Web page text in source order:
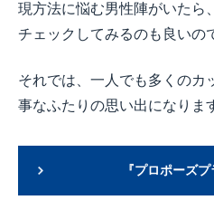
現方法に悩む男性陣がいたら
チェックしてみるのも良いの
それでは、一人でも多くのカ
事なふたりの思い出になりま
『プロポーズ